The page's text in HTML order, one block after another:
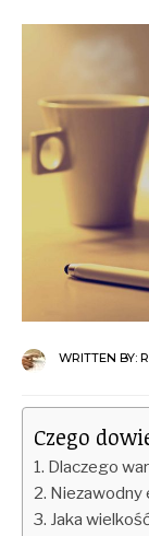
WRITTEN BY:
Czego
Dlaczego
Niezawodny
Jaka